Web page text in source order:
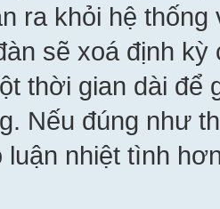
ra khỏi hệ
sẽ xoá định
thời gian dài
Nếu đúng như
luận nhiệt tình